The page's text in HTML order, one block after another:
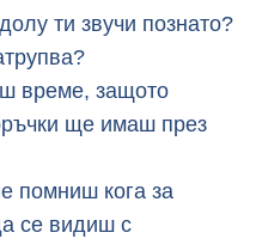
ти звучи познато?
време, защото
ще имаш през
помниш кога за
се видиш с